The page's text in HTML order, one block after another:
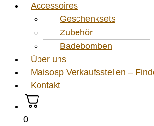
Accessoires
Geschenksets
Zubehör
Badebomben
Über uns
Maisoap Verkaufsstellen –
Kontakt
0